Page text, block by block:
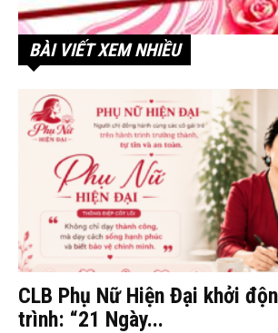
BÀI VIẾT XEM NHIỀU
CLB Phụ Nữ Hiện Đại khởi
trình: “21 Ngày...